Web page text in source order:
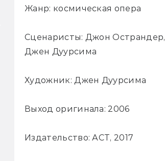
Жанр: космическая опера
Сценаристы: Джон Острандер,
Джен Дуурсима
Художник: Джен Дуурсима
Выход оригинала: 2006
Издательство: АСТ, 2017